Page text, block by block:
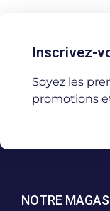
Inscrivez-
Soyez les
promotions
NOTRE